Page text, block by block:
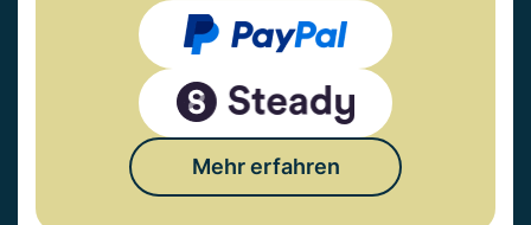
Mehr erfahren